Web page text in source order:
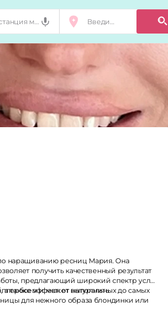
наращиванию ресниц Мария. Она
получить качественный результат
предлагающий широкий спектр услуг
эффект: от натуральных до самых
и может выполнить
для нежного образа блондинки или